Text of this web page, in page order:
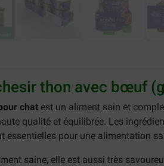
thon avec bœuf
chat est un aliment sain et
qualité et équilibrée. Les
essentielles pour une alimentation
saine, elle est aussi très